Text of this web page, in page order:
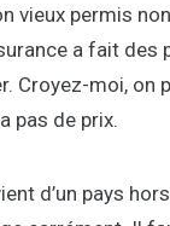
vieux permis
a fait des
Croyez-moi, on
pas de prix.
d’un pays